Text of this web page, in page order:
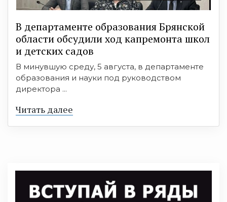
В департаменте образования Брянской
области обсудили ход капремонта школ
и детских садов
В минувшую среду, 5 августа, в департаменте
образования и науки под руководством
директора ...
Читать далее